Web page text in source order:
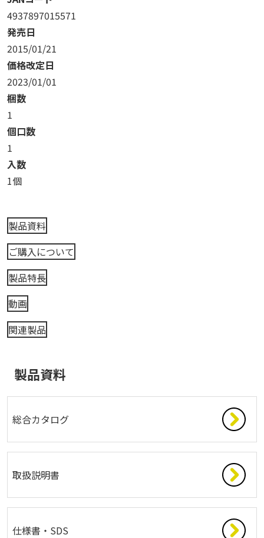
4937897015571
発売日
2015/01/21
価格改定日
2023/01/01
梱数
1
個口数
1
入数
1個
製品資料
ご購入について
製品特長
動画
関連製品
製品資料
総合カタログ
取扱説明書
仕様書・SDS